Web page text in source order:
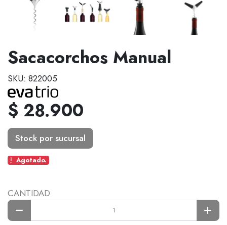
Sacacorchos Manual
SKU: 822005
$ 28.900
Stock por sucursal
Agotado.
CANTIDAD